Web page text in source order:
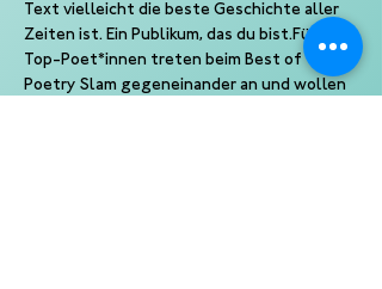
Text vielleicht die beste Geschichte aller
Zeiten ist. Ein Publikum, das du bist.Fünf
Top-Poet*innen treten beim Best of
Poetry Slam gegeneinander an und wollen